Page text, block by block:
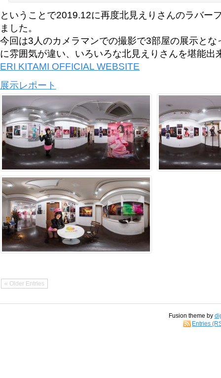
ということで2019.12に再度北見えりさんのラバー
ました。
今回は3人のカメラマンでの撮影で3部屋の展示とな
に雰囲気が違い、いろいろな北見えりさんを堪能出
ERI KITAMI OFFICIAL WEBSITE
展示レポート
« Older Entries
Fusion theme by
Entries